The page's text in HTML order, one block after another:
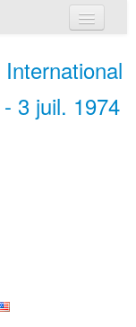
3 juil. 1974